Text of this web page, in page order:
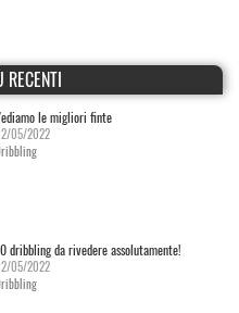
le migliori finte
05/2022
dribbling da rivedere assolutamente!
05/2022